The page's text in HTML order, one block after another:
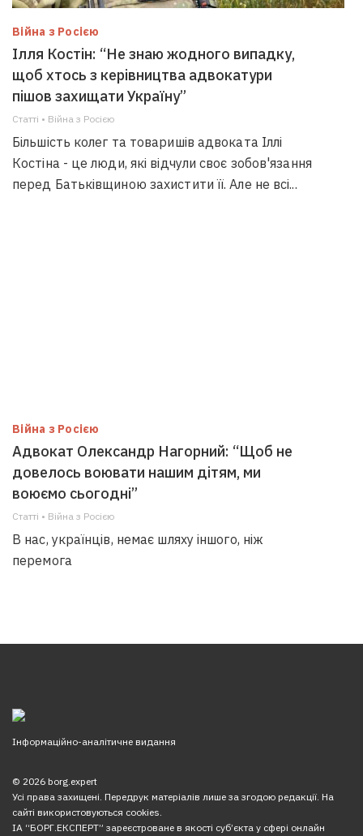
Війна з Росією
Ілля Костін: “Не знаю жодного випадку,
щоб хтось з керівництва адвокатури
пішов захищати Україну”
Статті • Війна з Росією
Більшість колег та товаришів адвоката Іллі
Костіна - це люди, які відчули своє зобов'язання
перед Батьківщиною захистити її. Але не всі...
Війна з Росією
Адвокат Олександр Нагорний: “Щоб не
довелось воювати нашим дітям, ми
воюємо сьогодні”
Статті • Війна з Росією
В нас, українців, немає шляху іншого, ніж
перемога
Інформаційно-аналітичне видання
© 2026 borg.expert
Усі права захищені. Передрук матеріалів лише за згодою редакції. На
сайті використовуються cookies.
ІА “БОРГ.ЕКСПЕРТ” зареєстроване в якості суб’єкта у сфері онлайн